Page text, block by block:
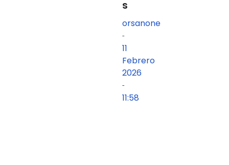
s
orsanone
-
11
Febrero
2026
-
11:58